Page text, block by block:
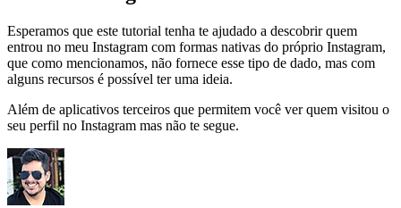
Esperamos que este tutorial tenha te ajudado a descobrir quem
entrou no meu Instagram com formas nativas do próprio Instagram,
que como mencionamos, não fornece esse tipo de dado, mas com
alguns recursos é possível ter uma ideia.
Além de aplicativos terceiros que permitem você ver quem visitou o
seu perfil no Instagram mas não te segue.